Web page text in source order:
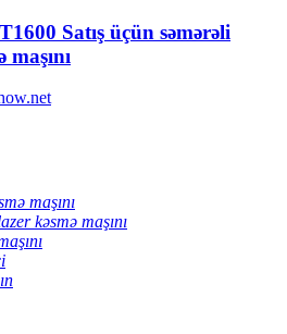
Satış üçün səmərəli
maşını
kəsmə maşını